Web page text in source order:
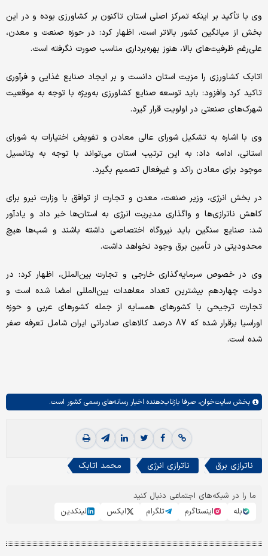
وی با تأکید بر اینکه تمرکز اصلی استان تاکنون بر کشاورزی بوده و در این
بخش از میانگین کشور بالاتر است، اظهار کرد: در حوزه صنعت و معدن،
علی‌رغم ظرفیت‌های بالا، هنوز بهره‌برداری مناسب صورت نگرفته است.
اتابک کشاورزی را مزیت استان دانست و بر ایجاد صنایع غذایی و فرآوری
تاکید کرد وافزود: باید توسعه صنایع کشاورزی به‌ویژه با توجه به موقعیت
شهرک‌های صنعتی در اولویت قرار گیرد.
وی با اشاره به تشکیل شورای عالی معادن و تفویض اختیارات به شورای
استانی، ادامه داد: به این ترتیب استان می‌تواند با توجه به پتانسیل
موجود برای معادن راکد و غیر‌فعال تصمیم بگیرد.
در بخش انرژی، وزیر صنعت، معدن و تجارت از توافق با وزارت نیرو برای
کاهش ناترازی‌ها و واگذاری مدیریت انرژی به استان‌ها خبر داد و یادآور
شد: صنایع سنگین باید نیروگاه اختصاصی داشته باشند و شب‌ها هیچ
محدودیتی در تأمین برق وجود نخواهد داشت.
وی در خصوص سرمایه‌گذاری خارجی و تجارت بین‌الملل، اظهار کرد: در
دولت چهاردهم بیشترین تعداد معاهدات بین‌المللی امضا شده است و
تجارت ترجیحی با کشورهای همسایه از جمله کشورهای عربی و حوزه
اوراسیا برقرار شده که 87 درصد کالاهای صادراتی ایران شامل تعرفه صفر
شده‌ است.
بخش سایت‌خوان، صرفا بازتاب‌دهنده اخبار رسانه‌های رسمی کشور است.
ناترازی برق ناترازی انرژی محمد اتابک
ما را در شبکه‌های اجتماعی دنبال کنید
بله
اینستاگرم تلگرام ایکس لینکدین